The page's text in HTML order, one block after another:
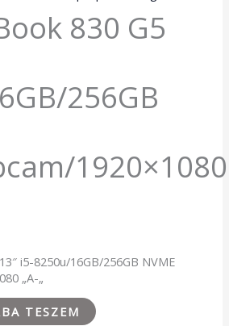
830 G5
256GB
1920×1080
i5-8250u/16GB/256GB NVME
„A-„
TESZEM